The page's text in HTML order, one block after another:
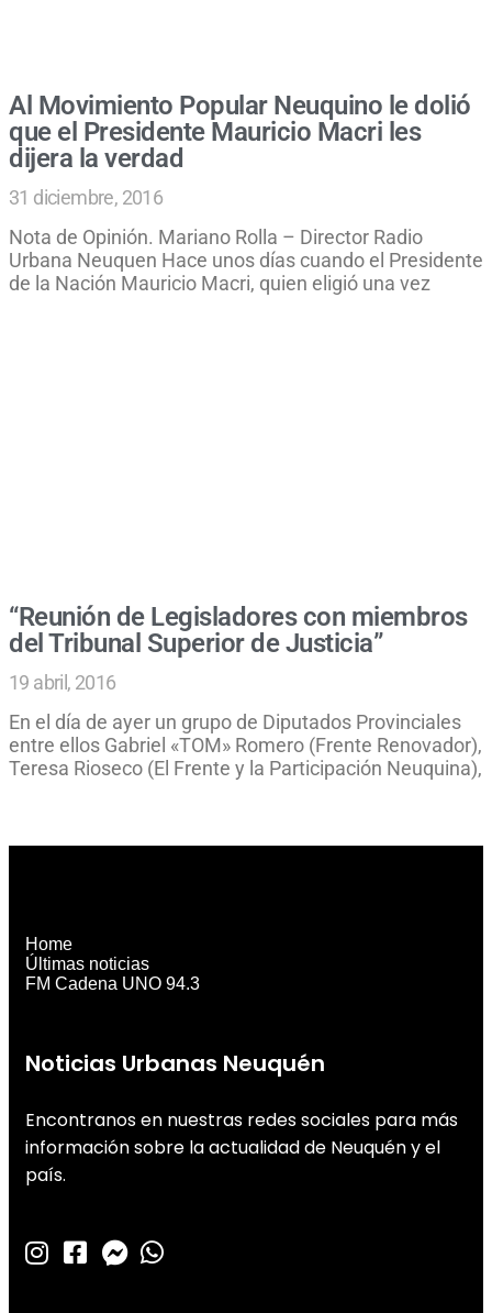
Al Movimiento Popular Neuquino le dolió
que el Presidente Mauricio Macri les
dijera la verdad
31 diciembre, 2016
Nota de Opinión. Mariano Rolla – Director Radio
Urbana Neuquen Hace unos días cuando el Presidente
de la Nación Mauricio Macri, quien eligió una vez
“Reunión de Legisladores con miembros
del Tribunal Superior de Justicia”
19 abril, 2016
En el día de ayer un grupo de Diputados Provinciales
entre ellos Gabriel «TOM» Romero (Frente Renovador),
Teresa Rioseco (El Frente y la Participación Neuquina),
Noticias Urbanas Neuquén
Encontranos en nuestras redes sociales para más
información sobre la actualidad de Neuquén y el
país.
Home
Últimas noticias
FM Cadena UNO 94.3